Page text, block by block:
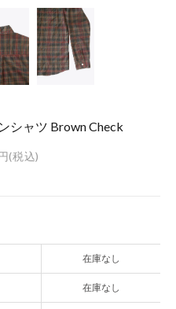
シャツ Brown Check
(税込)
在庫なし
在庫なし